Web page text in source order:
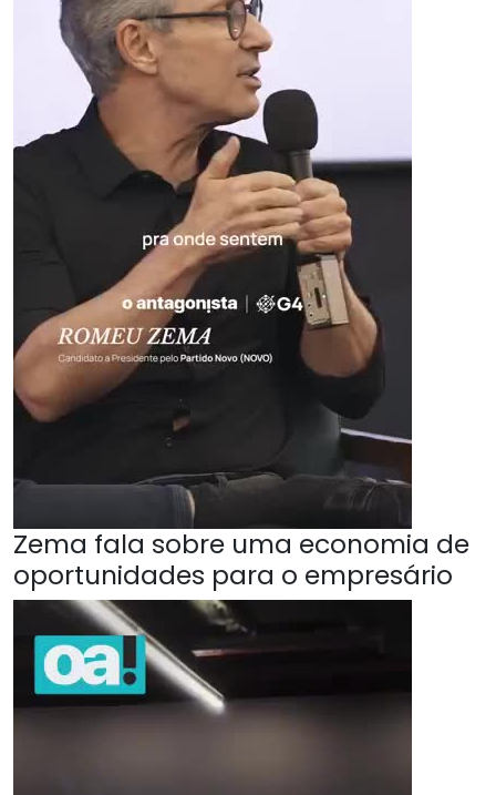
Zema fala sobre uma economia de
oportunidades para o empresário